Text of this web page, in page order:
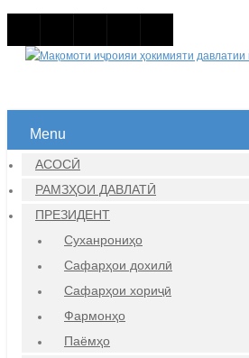
Menu
АСОСӢ
РАМЗҲОИ ДАВЛАТӢ
ПРЕЗИДЕНТ
Суханрониҳо
Сафарҳои дохилӣ
Сафарҳои хориҷӣ
Фармонҳо
Паёмҳо